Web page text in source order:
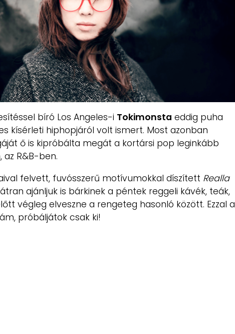
bíró Los Angeles-i Tokimonsta eddig puha
kísérleti hiphopjáról volt ismert. Most azonban
ő is kipróbálta megát a kortársi pop leginkább
R&B-ben.
felvett, fuvósszerű motívumokkal díszített Realla
ajánljuk is bárkinek a péntek reggeli kávék, teák,
végleg elveszne a rengeteg hasonló között. Ezzal a
próbáljátok csak ki!